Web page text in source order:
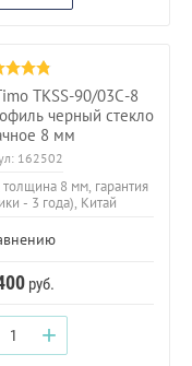
TKSS-90/03C-8
черный стекло
8 мм
162502
8 мм, гарантия
- 3 года), Китай
руб.
+